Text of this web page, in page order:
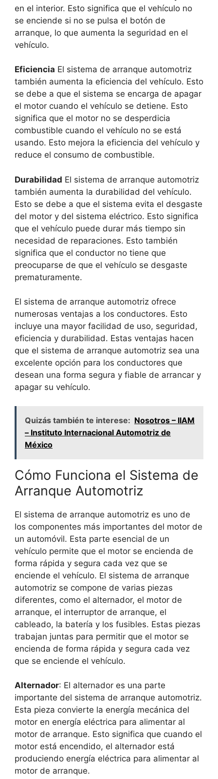
en el interior. Esto significa que el vehículo no
se enciende si no se pulsa el botón de
arranque, lo que aumenta la seguridad en el
vehículo.
Eficiencia El sistema de arranque automotriz
también aumenta la eficiencia del vehículo. Esto
se debe a que el sistema se encarga de apagar
el motor cuando el vehículo se detiene. Esto
significa que el motor no se desperdicia
combustible cuando el vehículo no se está
usando. Esto mejora la eficiencia del vehículo y
reduce el consumo de combustible.
Durabilidad El sistema de arranque automotriz
también aumenta la durabilidad del vehículo.
Esto se debe a que el sistema evita el desgaste
del motor y del sistema eléctrico. Esto significa
que el vehículo puede durar más tiempo sin
necesidad de reparaciones. Esto también
significa que el conductor no tiene que
preocuparse de que el vehículo se desgaste
prematuramente.
El sistema de arranque automotriz ofrece
numerosas ventajas a los conductores. Esto
incluye una mayor facilidad de uso, seguridad,
eficiencia y durabilidad. Estas ventajas hacen
que el sistema de arranque automotriz sea una
excelente opción para los conductores que
desean una forma segura y fiable de arrancar y
apagar su vehículo.
Quizás también te interese: Nosotros – IIAM
– Instituto Internacional Automotriz de
México
Cómo Funciona el Sistema de
Arranque Automotriz
El sistema de arranque automotriz es uno de
los componentes más importantes del motor de
un automóvil. Esta parte esencial de un
vehículo permite que el motor se encienda de
forma rápida y segura cada vez que se
enciende el vehículo. El sistema de arranque
automotriz se compone de varias piezas
diferentes, como el alternador, el motor de
arranque, el interruptor de arranque, el
cableado, la batería y los fusibles. Estas piezas
trabajan juntas para permitir que el motor se
encienda de forma rápida y segura cada vez
que se enciende el vehículo.
Alternador: El alternador es una parte
importante del sistema de arranque automotriz.
Esta pieza convierte la energía mecánica del
motor en energía eléctrica para alimentar al
motor de arranque. Esto significa que cuando el
motor está encendido, el alternador está
produciendo energía eléctrica para alimentar al
motor de arranque.